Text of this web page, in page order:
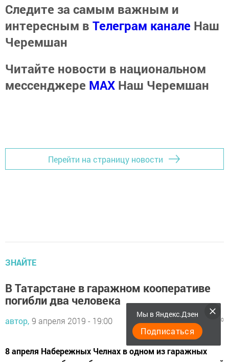
Следите за самым важным и
интересным в Телеграм канале Наш
Черемшан
Читайте новости в национальном
мессенджере MАХ Наш Черемшан
Перейти на страницу новости
ЗНАЙТЕ
В Татарстане в гаражном кооперативе
погибли два человека
автор, 9 апреля 2019 - 19:00 1003 0
8 апреля Набережных Челнах в одном из гаражных
Мы в Яндекс.Дзен
Подписаться